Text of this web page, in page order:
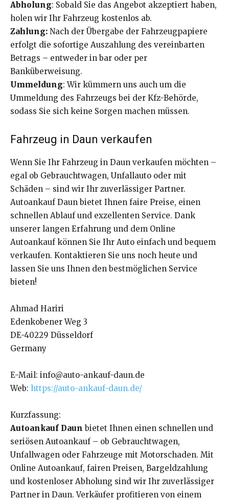
Abholung: Sobald Sie das Angebot akzeptiert haben,
holen wir Ihr Fahrzeug kostenlos ab.
Zahlung: Nach der Übergabe der Fahrzeugpapiere
erfolgt die sofortige Auszahlung des vereinbarten
Betrags – entweder in bar oder per
Banküberweisung.
Ummeldung: Wir kümmern uns auch um die
Ummeldung des Fahrzeugs bei der Kfz-Behörde,
sodass Sie sich keine Sorgen machen müssen.
Fahrzeug in Daun verkaufen
Wenn Sie Ihr Fahrzeug in Daun verkaufen möchten –
egal ob Gebrauchtwagen, Unfallauto oder mit
Schäden – sind wir Ihr zuverlässiger Partner.
Autoankauf Daun bietet Ihnen faire Preise, einen
schnellen Ablauf und exzellenten Service. Dank
unserer langen Erfahrung und dem Online
Autoankauf können Sie Ihr Auto einfach und bequem
verkaufen. Kontaktieren Sie uns noch heute und
lassen Sie uns Ihnen den bestmöglichen Service
bieten!
Ahmad Hariri
Edenkobener Weg 3
DE-40229 Düsseldorf
Germany
E-Mail: info@auto-ankauf-daun.de
Web: https://auto-ankauf-daun.de/
Kurzfassung:
Autoankauf Daun bietet Ihnen einen schnellen und
seriösen Autoankauf – ob Gebrauchtwagen,
Unfallwagen oder Fahrzeuge mit Motorschaden. Mit
Online Autoankauf, fairen Preisen, Bargeldzahlung
und kostenloser Abholung sind wir Ihr zuverlässiger
Partner in Daun. Verkäufer profitieren von einem